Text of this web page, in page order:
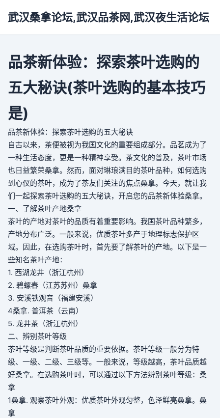
武汉桑拿论坛,武汉品茶网,武汉夜生活论坛
品茶新体验：探索茶叶选购的
五大秘诀(茶叶选购的基本技巧
是)
品茶新体验：探索茶叶选购的五大秘诀
自古以来，茶便被视为我国文化的重要组成部分。品茗成为了
一种生活态度，更是一种精神享受。茶文化的普及，茶叶市场
也日益繁荣桑拿。然而，面对琳琅满目的茶叶品种，如何选购
到心仪的茶叶，成为了茶友们关注的焦点桑拿。今天，就让我
们一起探索茶叶选购的五大秘诀，开启您的品茶新体验桑拿。
一、了解茶叶产地桑拿
茶叶的产地对茶叶的品质有着重要影响。我国茶叶品种繁多，
产地分布广泛。一般来说，优质茶叶多产于地理标志保护区
域。因此，在选购茶叶时，首先要了解茶叶的产地。以下是一
些知名茶叶产地：
1. 西湖龙井（浙江杭州）
2. 碧螺春（江苏苏州） 桑拿
3. 安溪铁观音（福建安溪）
4桑拿. 普洱茶（云南）
5. 龙井茶（浙江杭州）
二、辨别茶叶等级
茶叶等级是判断茶叶品质的重要依据。茶叶等级一般分为特
级、一级、二级、三级等。一般来说，等级越高，茶叶品质越
好桑拿。在选购茶叶时，可以通过以下方法辨别茶叶等级： 桑
拿
1桑拿. 观察茶叶外观：优质茶叶外观匀整，色泽鲜亮桑拿。 桑
拿